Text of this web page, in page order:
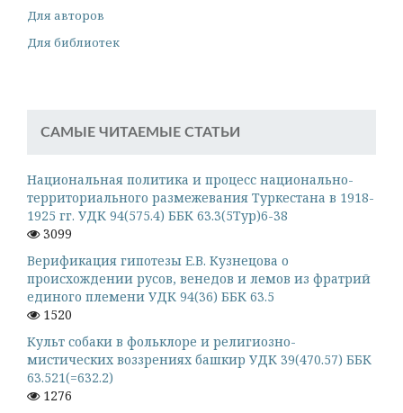
Для авторов
Для библиотек
САМЫЕ ЧИТАЕМЫЕ СТАТЬИ
Национальная политика и процесс национально-
территориального размежевания Туркестана в 1918-
1925 гг. УДК 94(575.4) ББК 63.3(5Тур)6-38
3099
Верификация гипотезы Е.В. Кузнецова о
происхождении русов, венедов и лемов из фратрий
единого племени УДК 94(36) ББК 63.5
1520
Культ собаки в фольклоре и религиозно-
мистических воззрениях башкир УДК 39(470.57) ББК
63.521(=632.2)
1276